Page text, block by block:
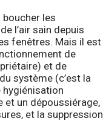
les
l’air sain depuis
fenêtres. Mais il est
de
et de
système (c’est la
hygiénisation
et un dépoussiérage,
et la suppression